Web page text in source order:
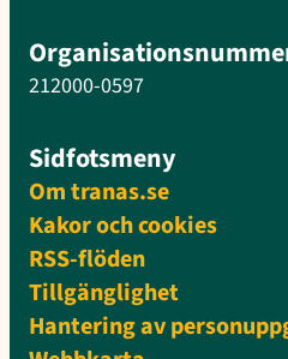
212000-0597
Sidfotsmeny
Om tranas.se
Kakor och cookies
RSS-flöden
Tillgänglighet
Hantering av